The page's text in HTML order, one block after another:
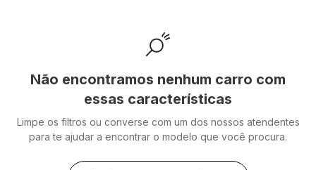
Não encontramos nenhum carro com
essas características
Limpe os filtros ou converse com um dos nossos atendentes
para te ajudar a encontrar o modelo que você procura.